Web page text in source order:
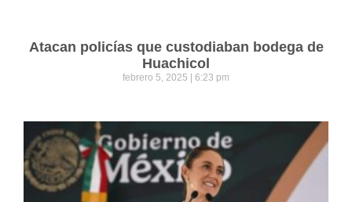
Atacan policías que custodiaban bodega de
Huachicol
febrero 5, 2025 6:23 pm